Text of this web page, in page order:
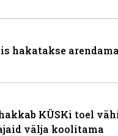
hakatakse
KÜSKi toel
välja koolitama